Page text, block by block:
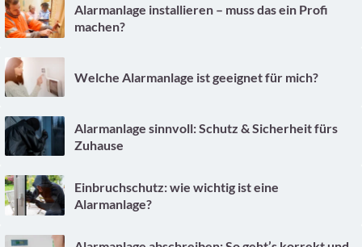
Alarmanlage installieren – muss das ein Profi
machen?
Welche Alarmanlage ist geeignet für mich?
Alarmanlage sinnvoll: Schutz & Sicherheit fürs
Zuhause
Einbruchschutz: wie wichtig ist eine
Alarmanlage?